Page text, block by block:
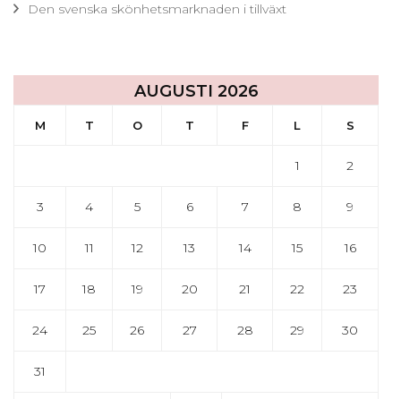
Den svenska skönhetsmarknaden i tillväxt
AUGUSTI 2026
M T O T F L S
1 2
3 4 5 6 7 8 9
10 11 12 13 14 15 16
17 18 19 20 21 22 23
24 25 26 27 28 29 30
31